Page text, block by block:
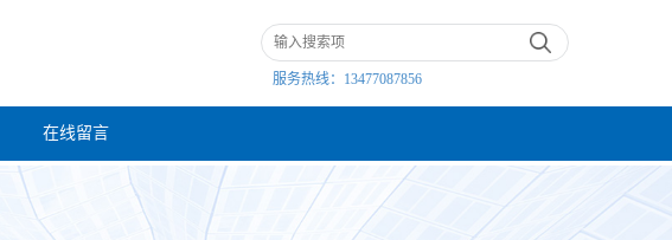
服务热线： 13477087856
在线留言